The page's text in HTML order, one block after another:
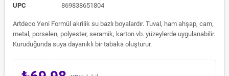
UPC
869838651804
Artdeco Yeni Formül akrilik su bazlı boyalardır. Tuval, ham ahşap, cam,
metal, porselen, polyester, seramik, karton vb. yüzeylerde uygulanabilir.
Kuruduğunda suya dayanıklı bir tabaka oluşturur.